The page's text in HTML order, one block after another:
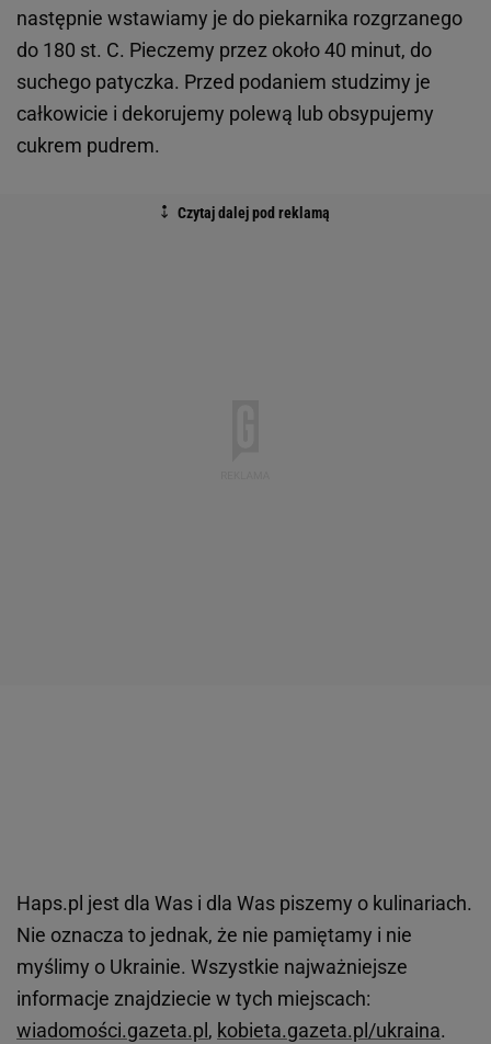
następnie wstawiamy je do piekarnika rozgrzanego
do 180 st. C. Pieczemy przez około 40 minut, do
suchego patyczka. Przed podaniem studzimy je
całkowicie i dekorujemy polewą lub obsypujemy
cukrem pudrem.
Haps.pl jest dla Was i dla Was piszemy o kulinariach.
Nie oznacza to jednak, że nie pamiętamy i nie
myślimy o Ukrainie. Wszystkie najważniejsze
informacje znajdziecie w tych miejscach:
wiadomości.gazeta.pl , kobieta.gazeta.pl/ukraina.